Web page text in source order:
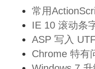
常用
IE 10 滚动条
ASP 写入
Chrome 特有